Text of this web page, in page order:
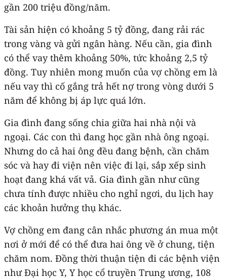
gần 200 triệu đồng/năm.
Tài sản hiện có khoảng 5 tỷ đồng, đang rải rác
trong vàng và gửi ngân hàng. Nếu cần, gia đình
có thể vay thêm khoảng 50%, tức khoảng 2,5 tỷ
đồng. Tuy nhiên mong muốn của vợ chồng em là
nếu vay thì cố gắng trả hết nợ trong vòng dưới 5
năm để không bị áp lực quá lớn.
Gia đình đang sống chia giữa hai nhà nội và
ngoại. Các con thì đang học gần nhà ông ngoại.
Nhưng do cả hai ông đều đang bệnh, cần chăm
sóc và hay đi viện nên việc đi lại, sắp xếp sinh
hoạt đang khá vất vả. Gia đình gần như cũng
chưa tính được nhiều cho nghỉ ngơi, du lịch hay
các khoản hưởng thụ khác.
Vợ chồng em đang cân nhắc phương án mua một
nơi ở mới để có thể đưa hai ông về ở chung, tiện
chăm nom. Đồng thời thuận tiện đi các bệnh viện
như Đại học Y, Y học cổ truyền Trung ương, 108